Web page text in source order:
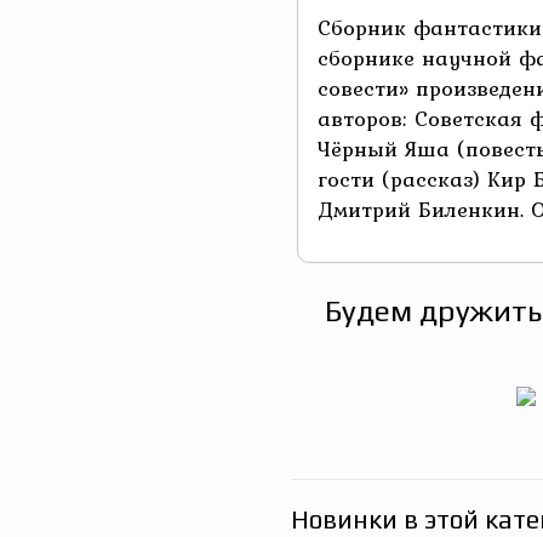
Сборник
сборнике научной
совести»
авторов: Советская
Чёрный Яша
гости (рассказ) Кир
Дмитрий Биленкин.
Будем
Новинки в этой